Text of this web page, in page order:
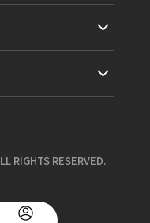
RIGHTS RESERVED.